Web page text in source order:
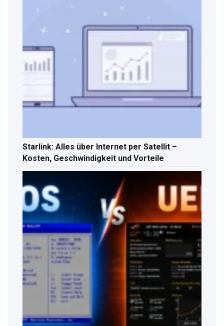
Starlink: Alles über Internet per Satellit –
Kosten, Geschwindigkeit und Vorteile